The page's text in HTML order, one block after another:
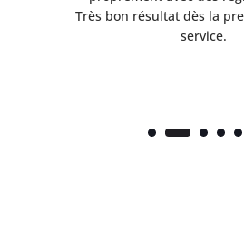
Très bon résultat dès la
service.